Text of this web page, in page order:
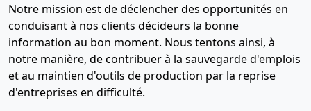
Notre mission est de déclencher des opportunités en
conduisant à nos clients décideurs la bonne
information au bon moment. Nous tentons ainsi, à
notre manière, de contribuer à la sauvegarde d'emplois
et au maintien d'outils de production par la reprise
d'entreprises en difficulté.